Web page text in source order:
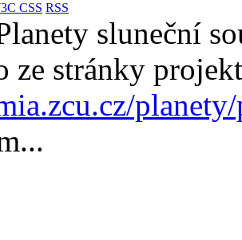
CSS RSS
sluneční
ze stránky